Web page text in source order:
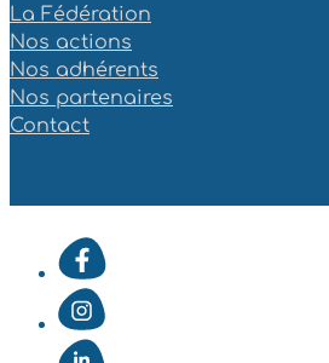
La Fédération
Nos actions
Nos adhérents
Nos partenaires
Contact